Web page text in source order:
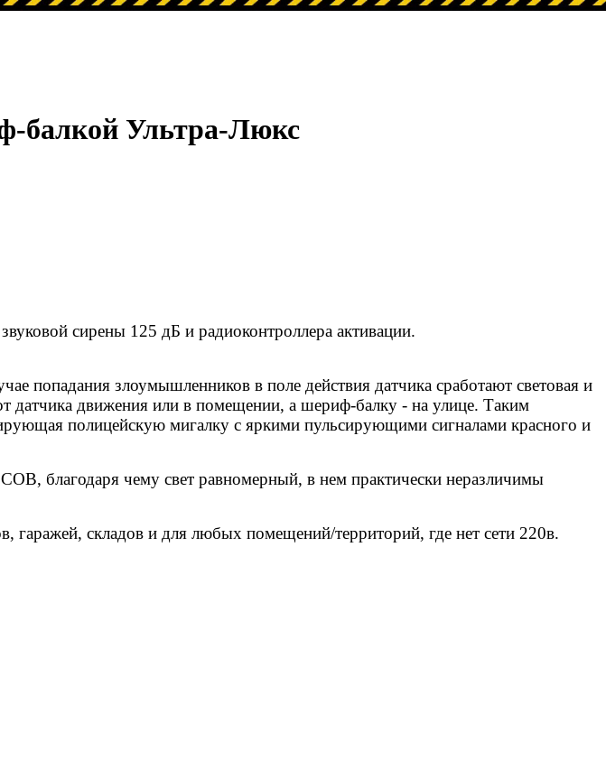
балкой Ультра-Люкс
сирены 125 дБ и радиоконтроллера активации.
попадания злоумышленников в поле действия датчика сработают световая и
датчика движения или в помещении, а шериф-балку - на улице. Таким
полицейскую мигалку с яркими пульсирующими сигналами красного и
благодаря чему свет равномерный, в нем практически неразличимы
складов и для любых помещений/территорий, где нет сети 220в.